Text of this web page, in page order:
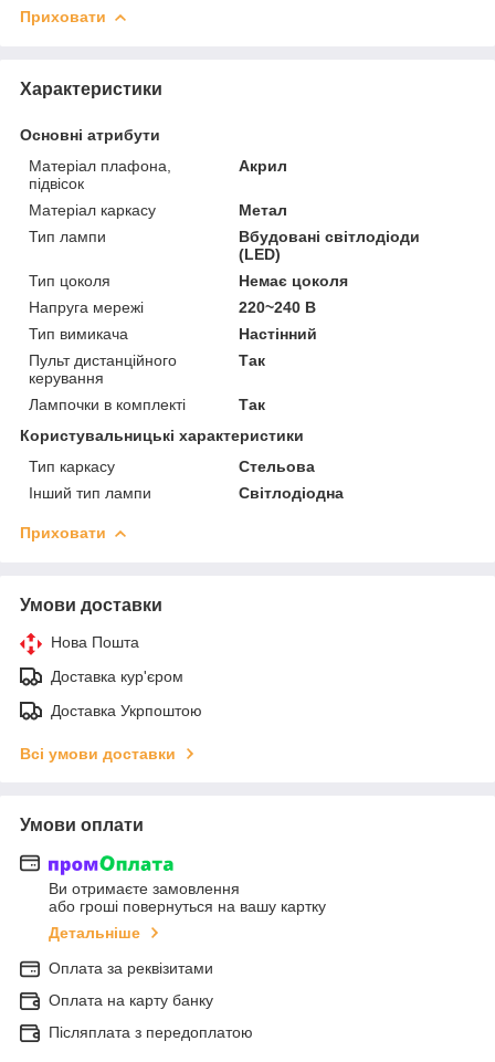
Приховати
Характеристики
Основні атрибути
Матеріал плафона,
підвісок
Акрил
Матеріал каркасу
Метал
Тип лампи
Вбудовані світлодіоди
(LED)
Тип цоколя
Немає цоколя
Напруга мережі
220~240 В
Тип вимикача
Настінний
Пульт дистанційного
керування
Так
Лампочки в комплекті
Так
Користувальницькі характеристики
Тип каркасу
Стельова
Інший тип лампи
Світлодіодна
Приховати
Умови доставки
Нова Пошта
Доставка кур'єром
Доставка Укрпоштою
Всі умови доставки
Умови оплати
Ви отримаєте замовлення
або гроші повернуться на вашу картку
Детальніше
Оплата за реквізитами
Оплата на карту банку
Післяплата з передоплатою